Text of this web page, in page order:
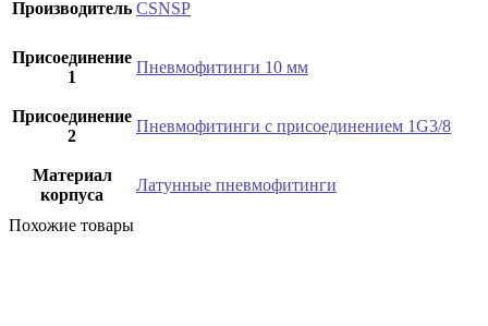
Производитель CSNSP
Присоединение
1
Пневмофитинги 10 мм
Присоединение
2
Пневмофитинги с присоединением 1G3/8
Материал
корпуса
Латунные пневмофитинги
Похожие товары